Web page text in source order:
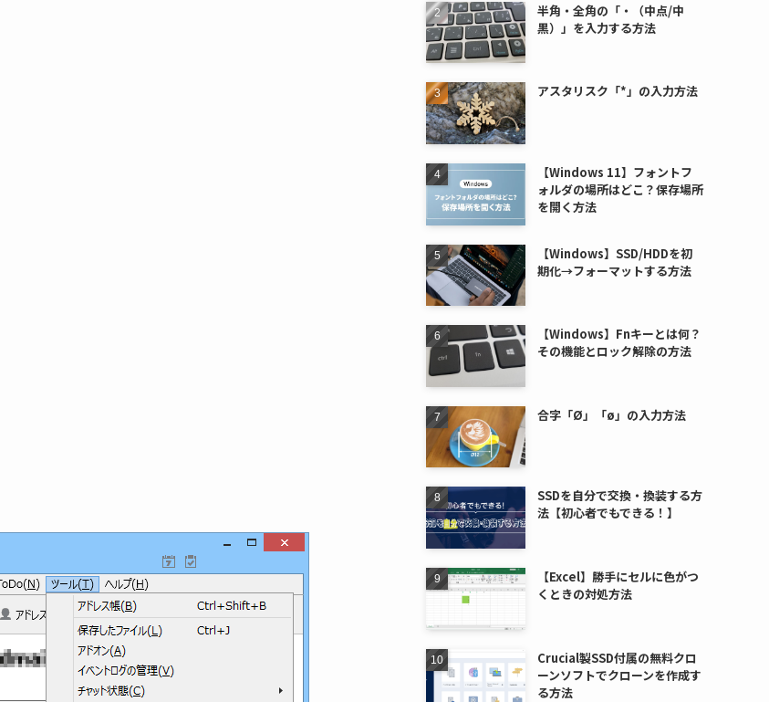
半角・全角の「・（中点/中
黒）」を入力する方法
アスタリスク「*」の入力方法
【Windows 11】フォントフ
ォルダの場所はどこ？保存場所
を開く方法
【Windows】SSD/HDDを初
期化→フォーマットする方法
【Windows】Fnキーとは何？
その機能とロック解除の方法
合字「Ø」「ø」の入力方法
SSDを自分で交換・換装する方
法【初心者でもできる！】
【Excel】勝手にセルに色がつ
くときの対処方法
Crucial製SSD付属の無料クロ
ーンソフトでクローンを作成す
る方法